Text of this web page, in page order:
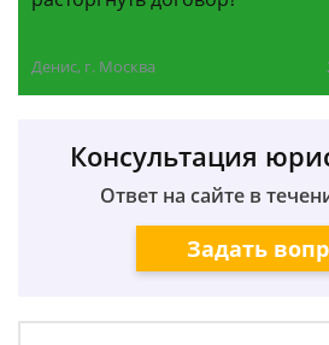
Денис, г. Москва
Консультация
Ответ на сайте в
Задать